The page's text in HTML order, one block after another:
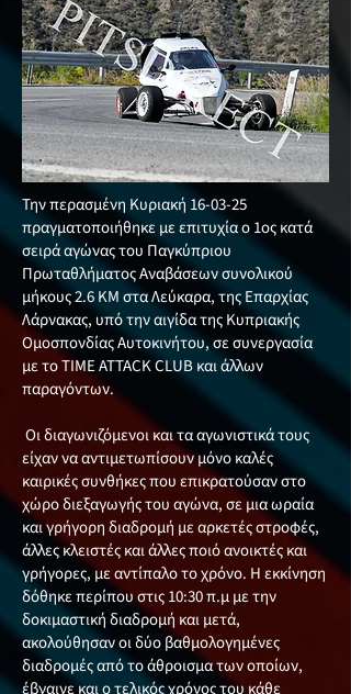
Την περασμένη Κυριακή 16-03-25
πραγματοποιήθηκε με επιτυχία ο 1ος κατά
σειρά αγώνας του Παγκύπριου
Πρωταθλήματος Αναβάσεων συνολικού
μήκους 2.6 KM στα Λεύκαρα, της Επαρχίας
Λάρνακας, υπό την αιγίδα της Κυπριακής
Ομοσπονδίας Αυτοκινήτου, σε συνεργασία
με το TIME ATTACK CLUB και άλλων
παραγόντων.
Οι διαγωνιζόμενοι και τα αγωνιστικά τους
είχαν να αντιμετωπίσουν μόνο καλές
καιρικές συνθήκες που επικρατούσαν στο
χώρο διεξαγωγής του αγώνα, σε μια ωραία
και γρήγορη διαδρομή με αρκετές στροφές,
άλλες κλειστές και άλλες ποιό ανοικτές και
γρήγορες, με αντίπαλο το χρόνο. Η εκκίνηση
δόθηκε περίπου στις 10:30 π.μ με την
δοκιμαστική διαδρομή και μετά,
ακολούθησαν οι δύο βαθμολογημένες
διαδρομές από το άθροισμα των οποίων,
έβγαινε και ο τελικός χρόνος του κάθε